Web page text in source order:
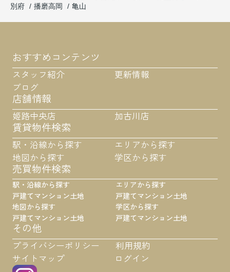
別府
播磨高岡 亀山
おすすめコンテンツ
スタッフ紹介
更新情報
ブログ
店舗情報
姫路中央店 加古川店
賃貸物件検索
駅・沿線から探す
エリアから探す
地図から探す
学区から探す
売買物件検索
駅・沿線から探す
戸建てマンション土地
地図から探す
戸建てマンション土地
エリアから探す
戸建てマンション土地
学区から探す
戸建てマンション土地
その他
プライバシーポリシー
利用規約
サイトマップ
ログイン